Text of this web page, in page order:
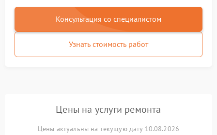
Консультация со специалистом
Узнать стоимость работ
Цены на услуги ремонта
Цены актуальны на текущую дату 10.08.2026